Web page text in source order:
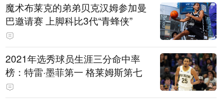
魔术布莱克的弟弟贝克汉姆参加曼
巴邀请赛 上脚科比3代“青蜂侠”
2021年选秀球员生涯三分命中率
榜：特雷·墨菲第一 格莱姆斯第七